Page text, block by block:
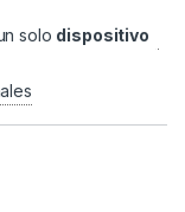
solo dispositivo